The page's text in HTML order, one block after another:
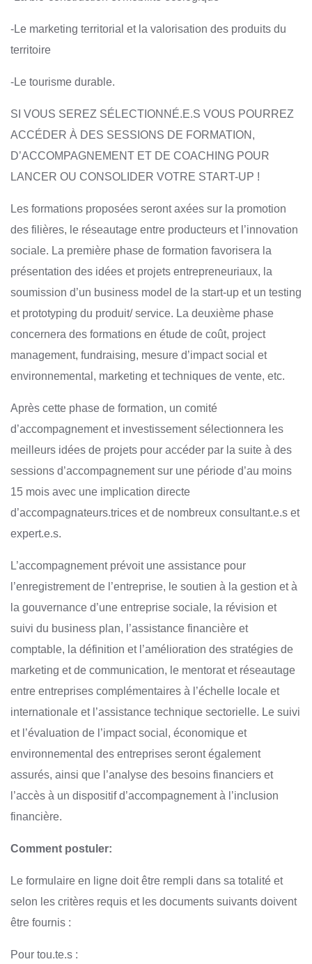
-Le marketing territorial et la valorisation des produits du
territoire
-Le tourisme durable.
SI VOUS SEREZ SÉLECTIONNÉ.E.S VOUS POURREZ
ACCÉDER À DES SESSIONS DE FORMATION,
D’ACCOMPAGNEMENT ET DE COACHING POUR
LANCER OU CONSOLIDER VOTRE START-UP !
Les formations proposées seront axées sur la promotion
des filières, le réseautage entre producteurs et l’innovation
sociale. La première phase de formation favorisera la
présentation des idées et projets entrepreneuriaux, la
soumission d’un business model de la start-up et un testing
et prototyping du produit/ service. La deuxième phase
concernera des formations en étude de coût, project
management, fundraising, mesure d’impact social et
environnemental, marketing et techniques de vente, etc.
Après cette phase de formation, un comité
d’accompagnement et investissement sélectionnera les
meilleurs idées de projets pour accéder par la suite à des
sessions d’accompagnement sur une période d’au moins
15 mois avec une implication directe
d’accompagnateurs.trices et de nombreux consultant.e.s et
expert.e.s.
L’accompagnement prévoit une assistance pour
l’enregistrement de l’entreprise, le soutien à la gestion et à
la gouvernance d’une entreprise sociale, la révision et
suivi du business plan, l’assistance financière et
comptable, la définition et l’amélioration des stratégies de
marketing et de communication, le mentorat et réseautage
entre entreprises complémentaires à l’échelle locale et
internationale et l’assistance technique sectorielle. Le suivi
et l’évaluation de l’impact social, économique et
environnemental des entreprises seront également
assurés, ainsi que l’analyse des besoins financiers et
l’accès à un dispositif d’accompagnement à l’inclusion
financière.
Comment postuler:
Le formulaire en ligne doit être rempli dans sa totalité et
selon les critères requis et les documents suivants doivent
être fournis :
Pour tou.te.s :